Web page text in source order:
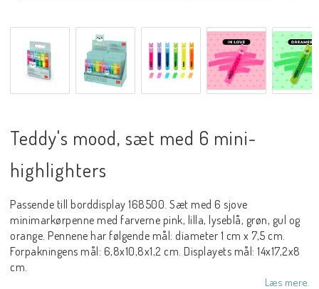
Teddy's mood, sæt med 6 mini-
highlighters
Passende till borddisplay 168500. Sæt med 6 sjove
minimarkørpenne med farverne pink, lilla, lyseblå, grøn, gul og
orange. Pennene har følgende mål: diameter 1 cm x 7,5 cm.
Forpakningens mål: 6,8x10,8x1,2 cm. Displayets mål: 14x17,2x8
cm.
Læs mere.